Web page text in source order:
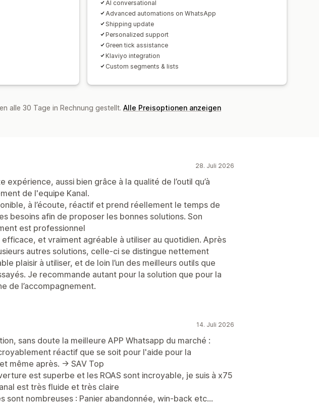
AI conversational
Advanced automations on WhatsApp
Shipping update
Personalized support
Green tick assistance
Klaviyo integration
Custom segments & lists
alle 30 Tage in Rechnung gestellt. Alle Preisoptionen anzeigen
28. Juli 2026
expérience, aussi bien grâce à la qualité de l’outil qu’à
de l'equipe Kanal.
à l’écoute, réactif et prend réellement le temps de
besoins afin de proposer les bonnes solutions. Son
est professionnel
efficace, et vraiment agréable à utiliser au quotidien. Après
autres solutions, celle-ci se distingue nettement
plaisir à utiliser, et de loin l’un des meilleurs outils que
Je recommande autant pour la solution que pour la
de l’accompagnement.
14. Juli 2026
sans doute la meilleure APP Whatsapp du marché :
réactif que se soit pour l'aide pour la
même après. -> SAV Top
est superbe et les ROAS sont incroyable, je suis à x75
est très fluide et très claire
sont nombreuses : Panier abandonnée, win-back etc...